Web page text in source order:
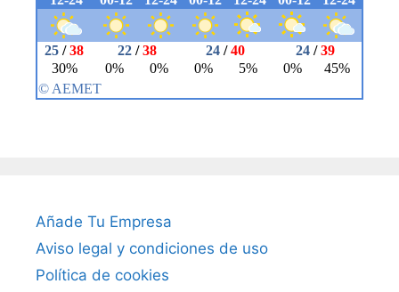
Añade Tu Empresa
Aviso legal y condiciones de uso
Política de cookies